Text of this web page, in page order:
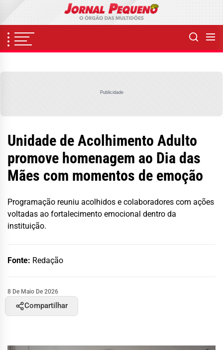
content
Publicidade
Unidade de Acolhimento Adulto
promove homenagem ao Dia das
Mães com momentos de emoção
Programação reuniu acolhidos e colaboradores com ações
voltadas ao fortalecimento emocional dentro da
instituição.
Fonte: Redação
8 De Maio De 2026
Compartilhar